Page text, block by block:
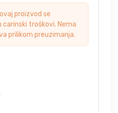
proizvod se
carinski troškovi. Nema
prilikom preuzimanja.